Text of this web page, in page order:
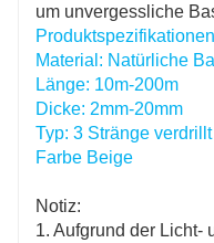
um unvergessliche
Produktspezifikationen
Material: Natürliche
Länge: 10m-200m
Dicke: 2mm-20mm
Typ: 3 Stränge verdrillt
Farbe Beige
Notiz:
1. Aufgrund der Licht-